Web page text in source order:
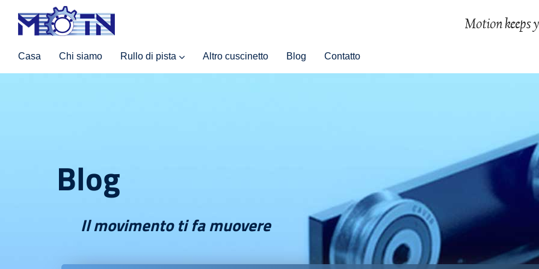
Casa Chi siamo Rullo di pista Altro cuscinetto Blog Contatto
Blog
Il movimento ti fa muovere